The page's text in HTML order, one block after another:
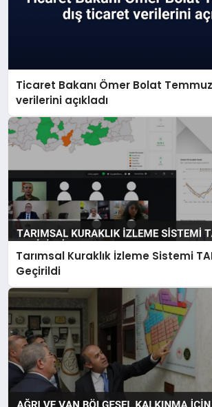
Ticaret Bakanı Ömer Bolat
verilerini açıkladı
Tarımsal Kuraklık İzleme Sistemi
Geçirildi